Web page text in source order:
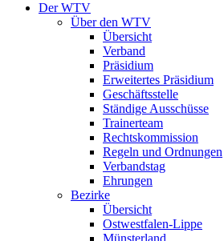
Der WTV
Über den WTV
Übersicht
Verband
Präsidium
Erweitertes Präsidium
Geschäftsstelle
Ständige Ausschüsse
Trainerteam
Rechtskommission
Regeln und Ordnungen
Verbandstag
Ehrungen
Bezirke
Übersicht
Ostwestfalen-Lippe
Münsterland